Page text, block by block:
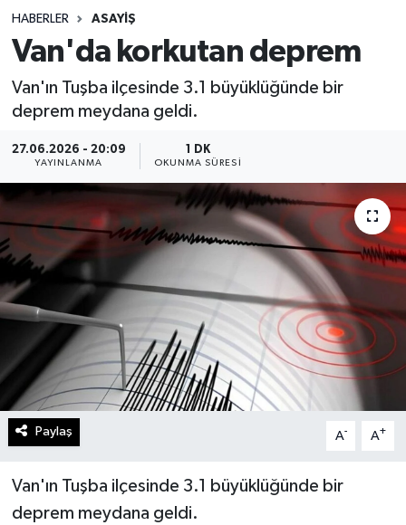
HABERLER ASAYIŞ
Van'da korkutan deprem
Van'ın Tuşba ilçesinde 3.1 büyüklüğünde bir
deprem meydana geldi.
27.06.2026 - 20:09
YAYINLANMA
1 DK
OKUNMA SÜRESI
Paylaş A- A+
Van'ın Tuşba ilçesinde 3.1 büyüklüğünde bir
deprem meydana geldi.
Spor
Teknoloji
Yaşam